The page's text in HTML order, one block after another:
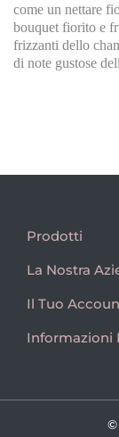
come un nettare
bouquet fiorito e
frizzanti dello
di note gustose
Prodotti
La Nostra
Il Tuo
Informazioni
©